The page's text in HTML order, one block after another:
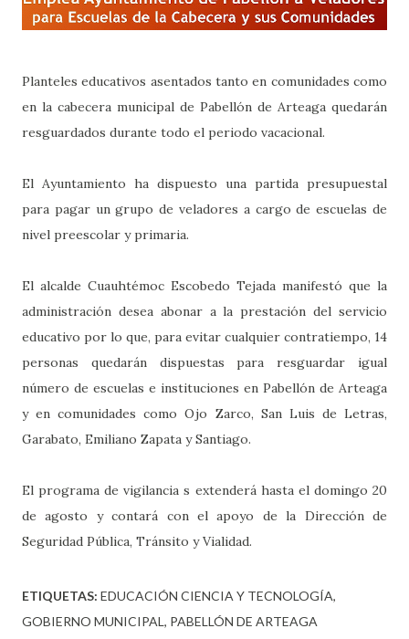
Planteles educativos asentados tanto en comunidades como
en la cabecera municipal de Pabellón de Arteaga quedarán
resguardados durante todo el periodo vacacional.
El Ayuntamiento ha dispuesto una partida presupuestal
para pagar un grupo de veladores a cargo de escuelas de
nivel preescolar y primaria.
El alcalde Cuauhtémoc Escobedo Tejada manifestó que la
administración desea abonar a la prestación del servicio
educativo por lo que, para evitar cualquier contratiempo, 14
personas quedarán dispuestas para resguardar igual
número de escuelas e instituciones en Pabellón de Arteaga
y en comunidades como Ojo Zarco, San Luis de Letras,
Garabato, Emiliano Zapata y Santiago.
El programa de vigilancia s extenderá hasta el domingo 20
de agosto y contará con el apoyo de la Dirección de
Seguridad Pública, Tránsito y Vialidad.
ETIQUETAS: EDUCACIÓN CIENCIA Y TECNOLOGÍA
GOBIERNO MUNICIPAL
PABELLÓN DE ARTEAGA